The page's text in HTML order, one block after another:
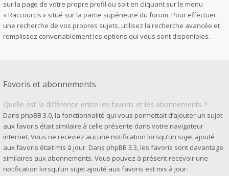
sur la page de votre propre profil ou soit en cliquant sur le menu
« Raccourcis » situé sur la partie supérieure du forum. Pour effectuer
une recherche de vos propres sujets, utilisez la recherche avancée et
remplissez convenablement les options qui vous sont disponibles.
Favoris et abonnements
Quelle est la différence entre les favoris et les abonnements ?
Dans phpBB 3.0, la fonctionnalité qui vous permettait d’ajouter un sujet
aux favoris était similaire à celle présente dans votre navigateur
internet. Vous ne receviez aucune notification lorsqu’un sujet ajouté
aux favoris était mis à jour. Dans phpBB 3.3, les favoris sont davantage
similaires aux abonnements. Vous pouvez à présent recevoir une
notification lorsqu’un sujet ajouté aux favoris est mis à jour.